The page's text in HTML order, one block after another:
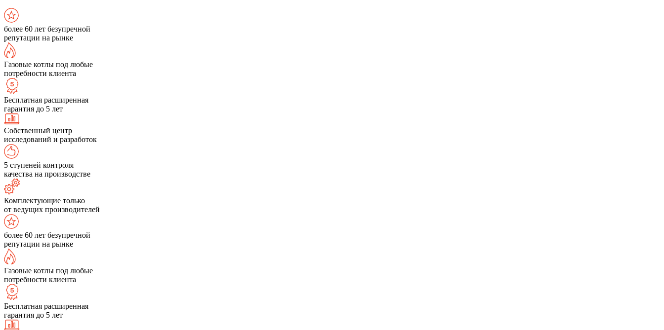
более 60 лет безупречной
репутации на рынке
Газовые котлы под любые
потребности клиента
Бесплатная расширенная
гарантия до 5 лет
Собственный центр
исследований и разработок
5 ступеней контроля
качества на производстве
Комплектующие только
от ведущих производителей
более 60 лет безупречной
репутации на рынке
Газовые котлы под любые
потребности клиента
Бесплатная расширенная
гарантия до 5 лет